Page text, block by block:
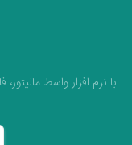
با نرم افزار واسط